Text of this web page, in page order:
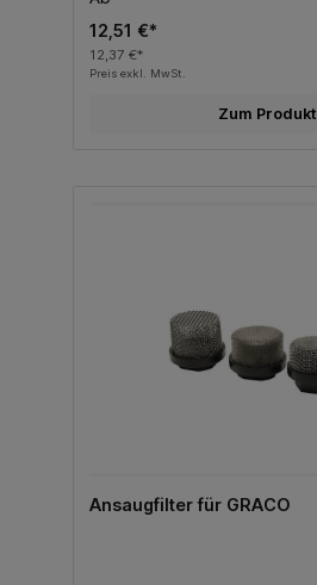
12,51 €*
12,37 €*
Preis exkl. MwSt.
Zum Produkt
Ansaugfilter für GRACO